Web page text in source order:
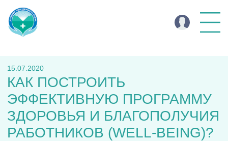
15.07.2020
КАК ПОСТРОИТЬ
ЭФФЕКТИВНУЮ ПРОГРАММУ
ЗДОРОВЬЯ И БЛАГОПОЛУЧИЯ
РАБОТНИКОВ (WELL-BEING)?